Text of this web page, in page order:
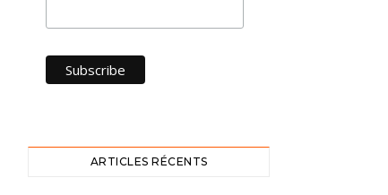
ARTICLES RÉCENTS